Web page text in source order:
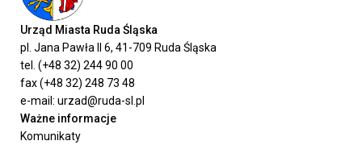
Urząd Miasta Ruda Śląska
pl. Jana Pawła II 6, 41-709 Ruda Śląska
tel. (+48 32) 244 90 00
fax (+48 32) 248 73 48
e-mail: urzad@ruda-sl.pl
Ważne informacje
Komunikaty